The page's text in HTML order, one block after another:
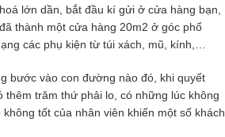
lớn dần, bắt đầu kí gửi ở cửa hàng bạn,
thành một cửa hàng 20m2 ở góc phố
các phụ kiện từ túi xách, mũ, kính,…
bước vào con đường nào đó, khi quyết
thêm trăm thứ phải lo, có những lúc không
tốt của nhân viên khiến một số khách